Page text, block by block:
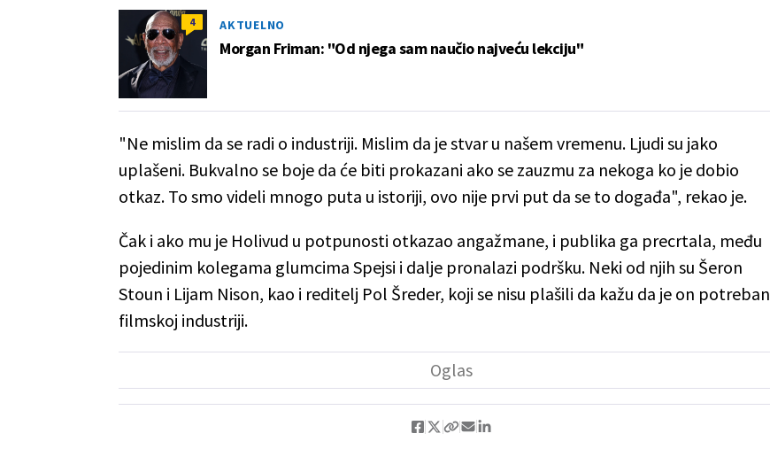
4 AKTUELNO
Morgan Friman: "Od njega sam naučio najveću lekciju"
"Ne mislim da se radi o industriji. Mislim da je stvar u našem vremenu. Ljudi su jako
uplašeni. Bukvalno se boje da će biti prokazani ako se zauzmu za nekoga ko je dobio
otkaz. To smo videli mnogo puta u istoriji, ovo nije prvi put da se to događa", rekao je.
Čak i ako mu je Holivud u potpunosti otkazao angažmane, i publika ga precrtala, među
pojedinim kolegama glumcima Spejsi i dalje pronalazi podršku. Neki od njih su Šeron
Stoun i Lijam Nison, kao i reditelj Pol Šreder, koji se nisu plašili da kažu da je on potreban
filmskoj industriji.